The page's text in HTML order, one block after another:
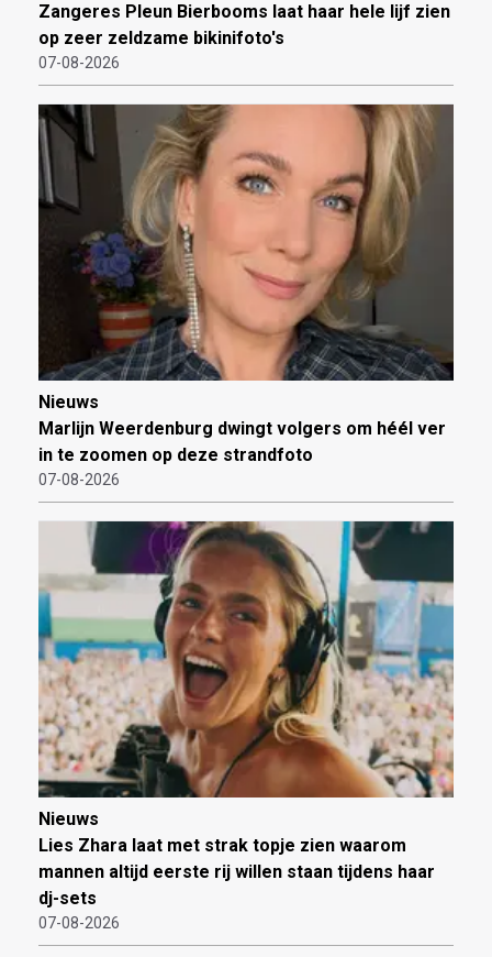
Zangeres Pleun Bierbooms laat haar hele lijf zien
op zeer zeldzame bikinifoto's
07-08-2026
Nieuws
Marlijn Weerdenburg dwingt volgers om héél ver
in te zoomen op deze strandfoto
07-08-2026
Nieuws
Lies Zhara laat met strak topje zien waarom
mannen altijd eerste rij willen staan tijdens haar
dj-sets
07-08-2026